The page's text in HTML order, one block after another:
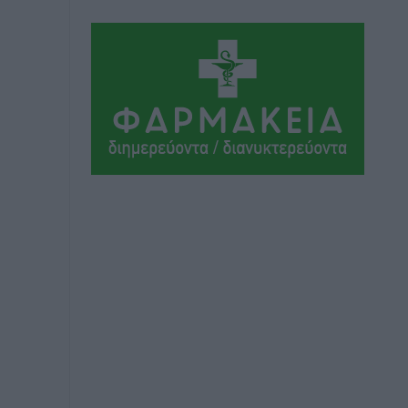
Δεσμεύσεις χωρίς αντίκρισμα στην
πριν 2 ώρες
Τσαμπίκος Καραγιάννης: «Ο
πρωτογενής τομέας μπορεί να